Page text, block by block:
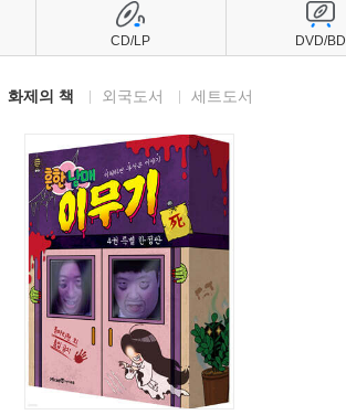
화제의 책 외국도서 세트도서
CD/LP DVD/BD